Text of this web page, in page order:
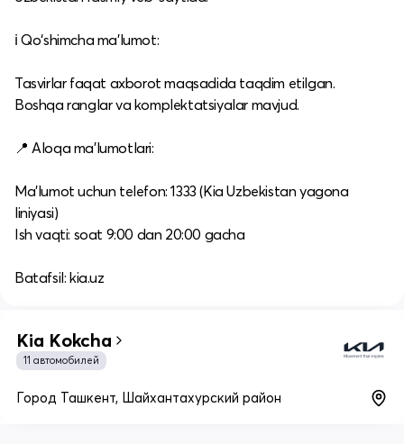
ℹ️ Qo‘shimcha ma’lumot:
Tasvirlar faqat axborot maqsadida taqdim etilgan.​
Boshqa ranglar va komplektatsiyalar mavjud.​
📍 Aloqa ma’lumotlari:
Ma’lumot uchun telefon: 1333 (Kia Uzbekistan yagona
liniyasi)​
Ish vaqti: soat 9:00 dan 20:00 gacha​
Batafsil: kia.uz
Kia Kokcha
11 автомобилей
Город Ташкент, Шайхантахурский район